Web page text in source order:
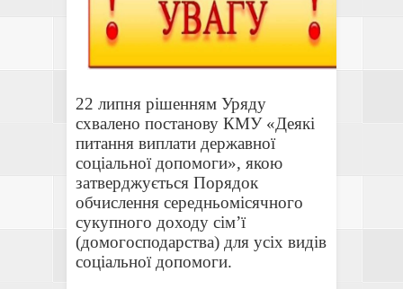
22 липня рішенням Уряду
схвалено постанову КМУ «Деякі
питання виплати державної
соціальної допомоги», якою
затверджується Порядок
обчислення середньомісячного
сукупного доходу сім’ї
(домогосподарства) для усіх видів
соціальної допомоги.